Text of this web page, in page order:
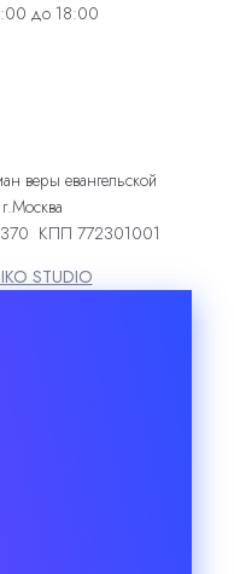
до 18:00
веры евангельской
КПП 772301001
STUDIO